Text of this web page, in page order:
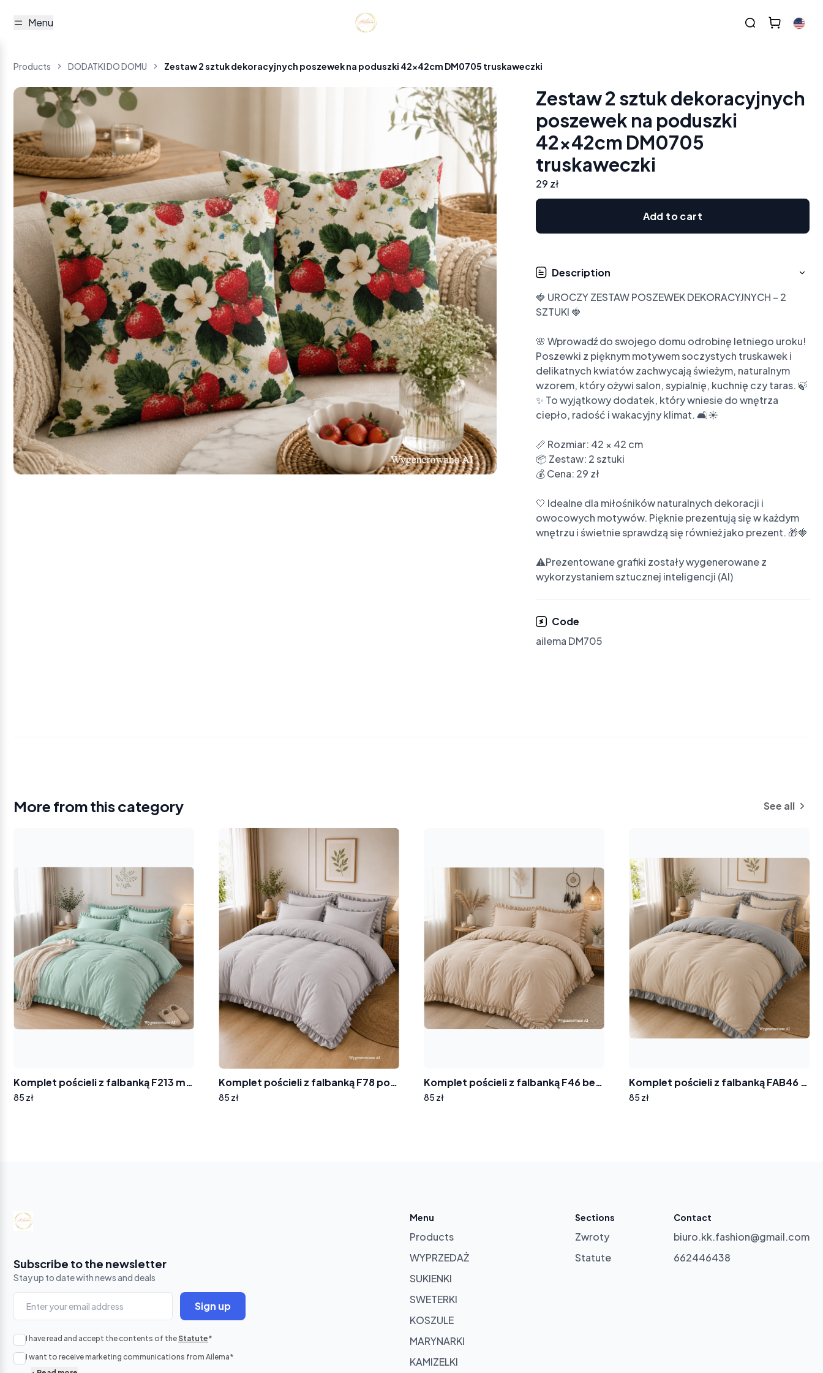
Menu
Products DODATKI DO DOMU Zestaw 2 sztuk dekoracyjnych poszewek na poduszki 42x42cm DM0705 truskaweczki
Zestaw 2 sztuk dekoracyjnych
poszewek na poduszki
42x42cm DM0705
truskaweczki
29 zł
Add to cart
Description
🍓 UROCZY ZESTAW POSZEWEK DEKORACYJNYCH – 2
SZTUKI 🍓
🌸 Wprowadź do swojego domu odrobinę letniego uroku!
Poszewki z pięknym motywem soczystych truskawek i
delikatnych kwiatów zachwycają świeżym, naturalnym
wzorem, który ożywi salon, sypialnię, kuchnię czy taras. 🍃
✨ To wyjątkowy dodatek, który wniesie do wnętrza
ciepło, radość i wakacyjny klimat. 🛋️☀️
📏 Rozmiar: 42 × 42 cm
📦 Zestaw: 2 sztuki
💰 Cena: 29 zł
🤍 Idealne dla miłośników naturalnych dekoracji i
owocowych motywów. Pięknie prezentują się w każdym
wnętrzu i świetnie sprawdzą się również jako prezent. 🎁🍓
⚠️Prezentowane grafiki zostały wygenerowane z
wykorzystaniem sztucznej inteligencji (AI)
Code
ailema DM705
More from this category See all
Komplet pościeli z falbanką F213 miętowa
85 zł
Komplet pościeli z falbanką F78 popiel
85 zł
Komplet pościeli z falbanką F46 beżowa
85 zł
Komplet pościeli z falbanką FAB46 beżowo- szara
85 zł
Subscribe to the newsletter
Stay up to date with news and deals
Sign up
I have read and accept the contents of the Statute*
I want to receive marketing communications from Ailema*
Menu
Products
WYPRZEDAŻ
SUKIENKI
SWETERKI
KOSZULE
MARYNARKI
KAMIZELKI
Sections
Zwroty
Statute
Contact
biuro.kk.fashion@gmail.com
662446438